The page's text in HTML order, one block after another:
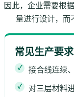
因此，企业需要根
量进行设计，而
常见生产要求
接合线连续
对三层材料